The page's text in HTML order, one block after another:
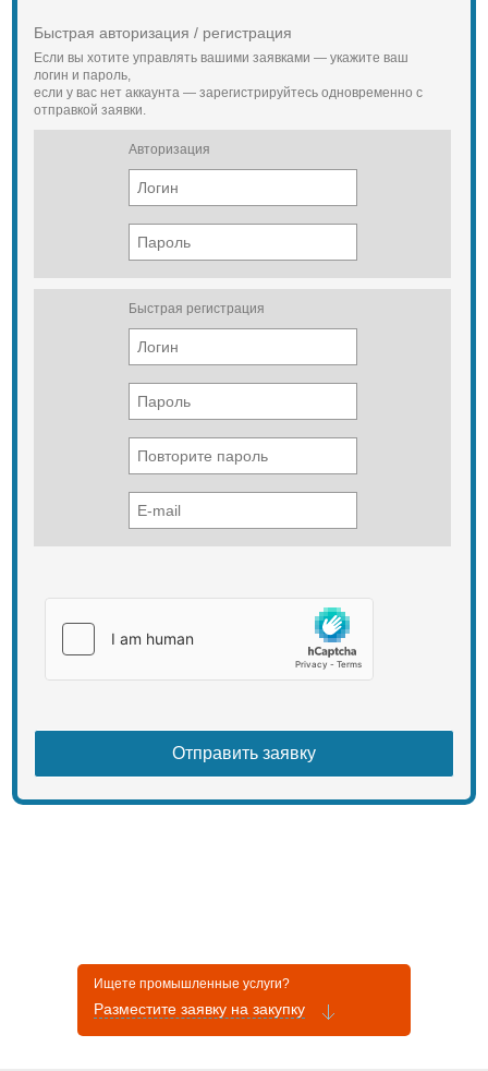
Быстрая авторизация / регистрация
Если вы хотите управлять вашими заявками — укажите ваш
логин и пароль,
если у вас нет аккаунта — зарегистрируйтесь одновременно с
отправкой заявки.
Авторизация
Быстрая регистрация
Ищете промышленные услуги?
Разместите заявку на закупку